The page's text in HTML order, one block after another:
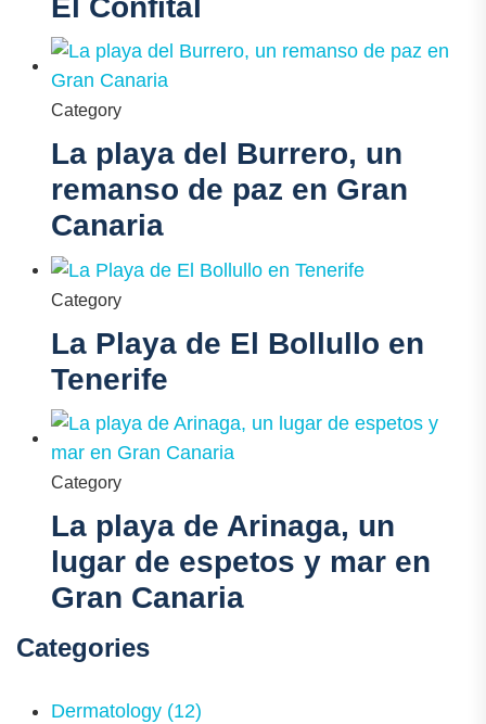
Category
La playa del Burrero, un
remanso de paz en Gran
Canaria
Category
La Playa de El Bollullo en
Tenerife
Category
La playa de Arinaga, un
lugar de espetos y mar en
Gran Canaria
Categories
Dermatology (12)